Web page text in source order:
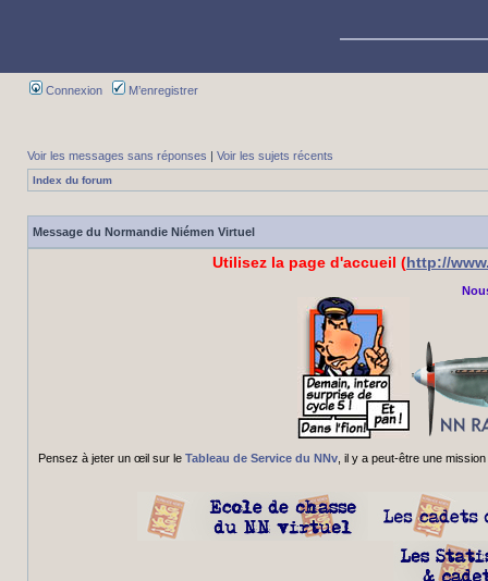
Connexion M’enregistrer
Voir les messages sans réponses | Voir les sujets récents
Index du forum
Message du Normandie Niémen Virtuel
Utilisez la page d'accueil (http://
Pensez à jeter un œil sur le Tableau de Service du NNv, il y a peut-être une